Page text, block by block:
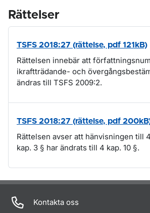
Rättelser
TSFS 2018:27 (rättelse, pdf 121kB)
Rättelsen innebär att
ikraftträdande- och
ändras till TSFS 2009:2.
TSFS 2018:27 (rättelse, pdf
Rättelsen avser att hänvisningen till
kap. 3 § har ändrats till 4 kap. 10 §.
Om sidan
Kontakta oss